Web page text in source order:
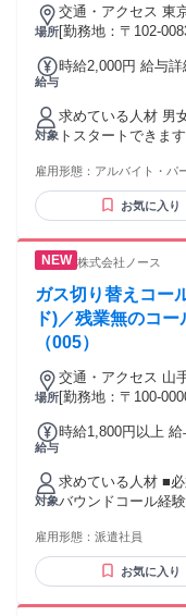
客販売スタッフ レ
方は、トーク力も
場所
交通・アクセス 東
[勤務地：〒102-
給与
時給2,000円 給与詳細 基本
り』の求人も公開
め、頑張った分だ
対象
求めている人材 男
トスタートできます！ 主婦(夫)
ある方大歓迎 ・人
ミュニケーション能力が活
あってもご応募く
心ください ￣￣V
をスグに辞めた方
整っているのでス
談・フィードバッ
てます！
雇用形態： アルバイト・パ
お気に入り
株式会社ノース
ガス切り替えコー
ド)／残業無のコ
（005）
場所
交通・アクセス 山
「神田駅」より徒
[勤務地：〒100-
給与
時給1,800円以上 給与
対象
求めている人材 ■必須条件
バウンドコール経
・安定した環境で
企業での キャリアを積みたい方 ・ワークライフバランスを重
視したい方
雇用形態： 派遣社員
お気に入り